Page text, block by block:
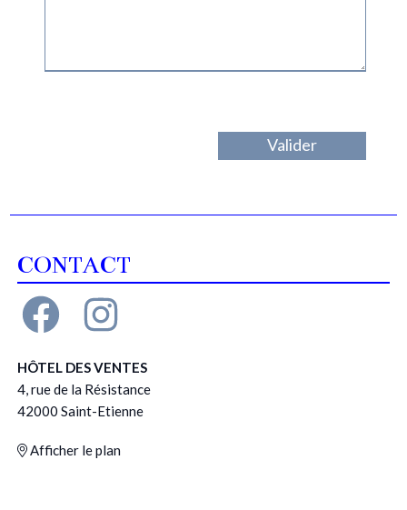
CONTACT
HÔTEL DES VENTES
4, rue de la Résistance
42000 Saint-Etienne
Afficher le plan